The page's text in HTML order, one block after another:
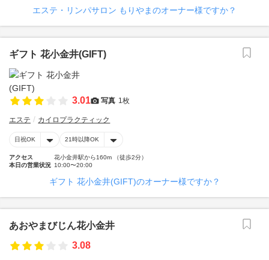
エステ・リンパサロン もりやまのオーナー様ですか？
ギフト 花小金井(GIFT)
3.01 写真 1枚
エステ カイロプラクティック
日祝OK 21時以降OK
アクセス
花小金井駅から160m （徒歩2分）
本日の営業状況 10:00〜20:00
ギフト 花小金井(GIFT)のオーナー様ですか？
あおやまびじん花小金井
3.08